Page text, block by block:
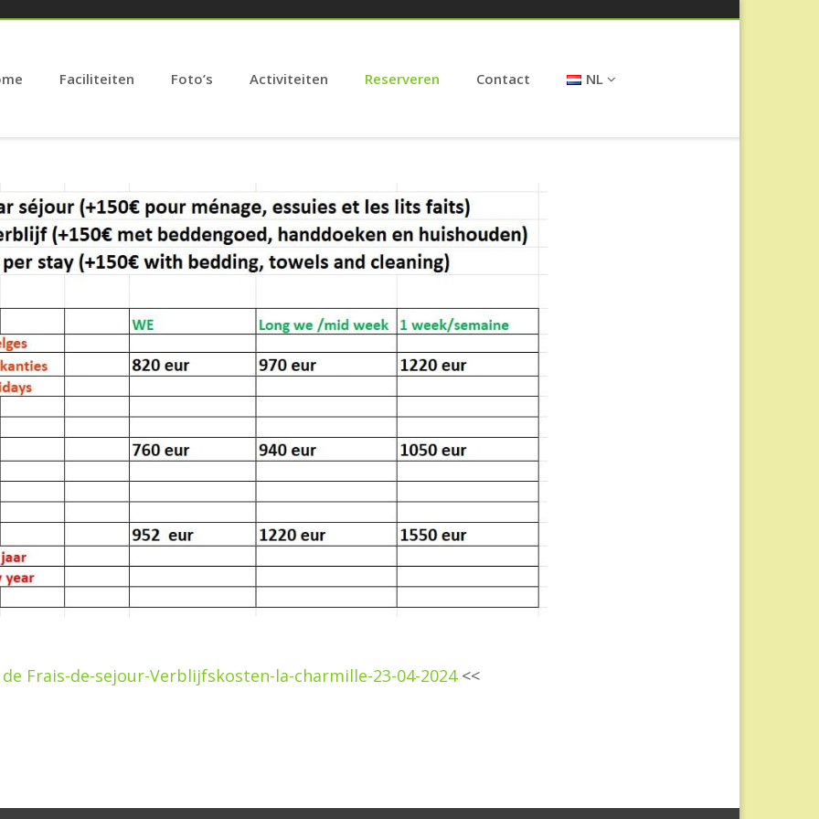
Faciliteiten Foto’s Activiteiten Reserveren Contact NL
Frais-de-sejour-Verblijfskosten-la-charmille-23-04-2024<<